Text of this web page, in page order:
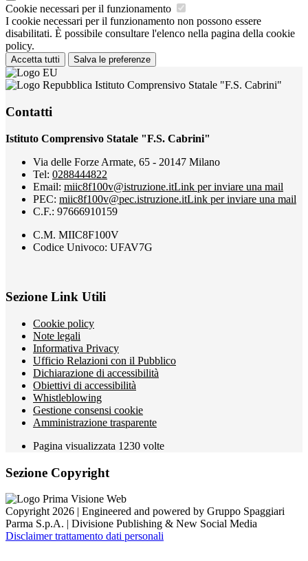
Cookie necessari per il funzionamento
I cookie necessari per il funzionamento non possono essere
disabilitati. È possibile consultare l'elenco nella pagina della cookie
policy.
Accetta tutti Salva le preferenze
Istituto Comprensivo Statale "F.S. Cabrini"
Contatti
Istituto Comprensivo Statale "F.S. Cabrini"
Via delle Forze Armate, 65 - 20147 Milano
Tel: 0288444822
Email: miic8f100v@istruzione.itLink per inviare una mail
PEC: miic8f100v@pec.istruzione.itLink per inviare una mail
C.F.: 97666910159
C.M. MIIC8F100V
Codice Univoco: UFAV7G
Sezione Link Utili
Cookie policy
Note legali
Informativa Privacy
Ufficio Relazioni con il Pubblico
Dichiarazione di accessibilità
Obiettivi di accessibilità
Whistleblowing
Gestione consensi cookie
Amministrazione trasparente
Pagina visualizzata 1230 volte
Sezione Copyright
Copyright 2026 | Engineered and powered by Gruppo Spaggiari
Parma S.p.A. | Divisione Publishing & New Social Media
Disclaimer trattamento dati personali